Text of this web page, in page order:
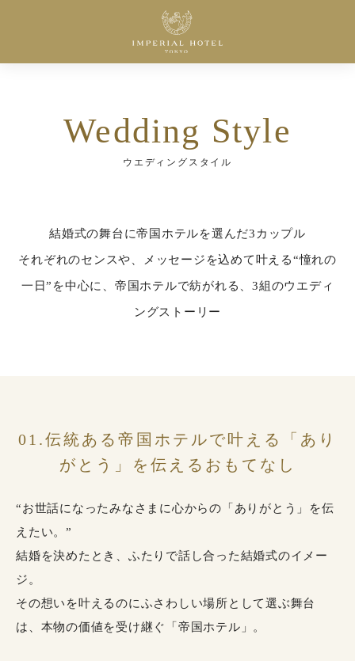
Wedding Style
ウエディングスタイル
結婚式の舞台に帝国ホテルを選んだ3カップル
それぞれのセンスや、メッセージを込めて叶える“憧れの
一日”を中心に、帝国ホテルで紡がれる、3組のウエディ
ングストーリー
01.伝統ある帝国ホテルで叶える「あり
がとう」を伝えるおもてなし
“お世話になったみなさまに心からの「ありがとう」を伝
えたい。”
結婚を決めたとき、ふたりで話し合った結婚式のイメー
ジ。
その想いを叶えるのにふさわしい場所として選ぶ舞台
は、本物の価値を受け継ぐ「帝国ホテル」。